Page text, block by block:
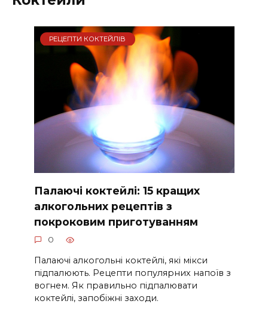
РЕЦЕПТИ КОКТЕЙЛІВ
Палаючі коктейлі: 15 кращих
алкогольних рецептів з
покроковим приготуванням
0
Палаючі алкогольні коктейлі, які мікси
підпалюють. Рецепти популярних напоїв з
вогнем. Як правильно підпалювати
коктейлі, запобіжні заходи.